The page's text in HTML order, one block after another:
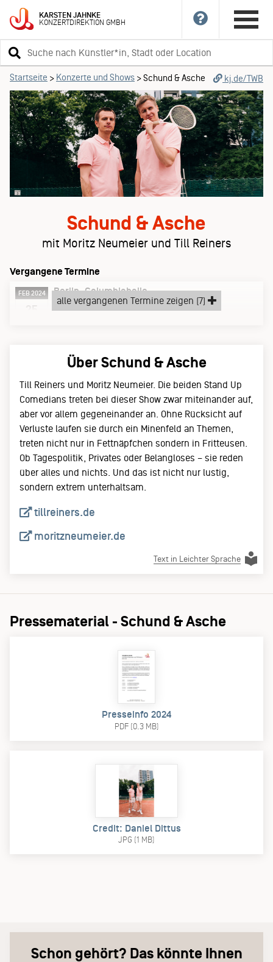
KARSTENJAHNKE
KONZERTDIREKTIONGMBH
Suchbegriff
eingeben
Startseite > Konzerte und Shows >Schund & Asche kj.de/TWB
Schund & Asche
mit Moritz Neumeier und Till Reiners
Vergangene Termine
FEB 2024 Berlin Columbiahalle
Sonntag, 25.02.24
alle vergangenen Termine zeigen (7)
Über Schund & Asche
Till Reiners und Moritz Neumeier. Die beiden Stand Up
Comedians treten bei dieser Show zwar miteinander auf,
aber vor allem gegeneinander an. Ohne Rücksicht auf
Verluste laufen sie durch ein Minenfeld an Themen,
treten nicht nur in Fettnäpfchen sondern in Fritteusen.
Ob Tagespolitik, Privates oder Belangloses – sie reden
über alles und nichts. Und das ist nicht nur lustig,
sondern extrem unterhaltsam.
tillreiners.de
moritzneumeier.de
Text in Leichter Sprache
Pressematerial - Schund & Asche
Presseinfo 2024
PDF (0.3 MB)
Credit: Daniel Dittus
JPG (1 MB)
Schon gehört? Das könnte Ihnen